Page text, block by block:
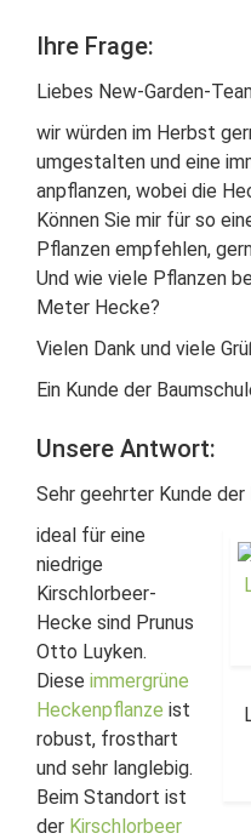
Ihre Frage:
Liebes New-Garden-
wir würden im Herbst
umgestalten und eine
anpflanzen, wobei die
Können Sie mir für so
Pflanzen empfehlen,
Und wie viele Pflanzen
Meter Hecke?
Vielen Dank und viele
Ein Kunde der
Unsere Antwort:
Sehr geehrter Kunde
ideal für eine
niedrige
Kirschlorbeer-
Hecke sind Prunus
Otto Luyken.
Diese immergrüne
Heckenpflanze ist
robust, frosthart
und sehr langlebig.
Beim Standort ist
der Kirschlorbeer